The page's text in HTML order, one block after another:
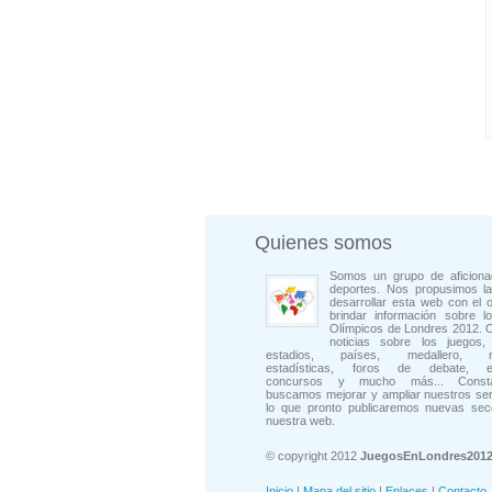
Quienes somos
Somos un grupo de
deportes. Nos propusimos
desarrollar esta web con el
brindar información sobre
Olímpicos de Londres 2012.
noticias sobre los juegos,
estadios, países, medallero,
estadísticas, foros de debate,
concursos y mucho más...
buscamos mejorar y ampliar nuestros
lo que pronto publicaremos nuevas
nuestra web.
© copyright 2012